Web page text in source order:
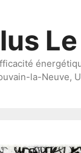
la-Neuve,